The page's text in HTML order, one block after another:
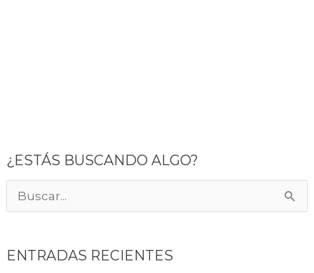
¿ESTÁS BUSCANDO ALGO?
s
ENTRADAS RECIENTES